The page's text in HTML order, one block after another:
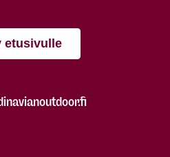
etusivulle